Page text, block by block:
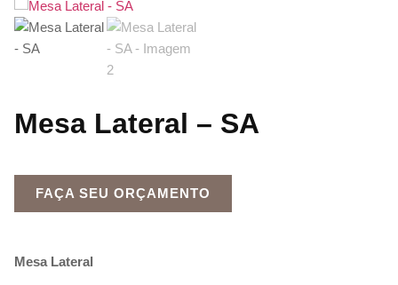
Mesa Lateral – SA
FAÇA SEU ORÇAMENTO
Mesa Lateral